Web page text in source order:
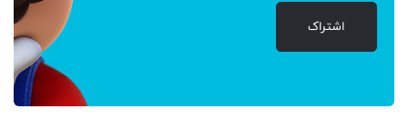
اشتراک